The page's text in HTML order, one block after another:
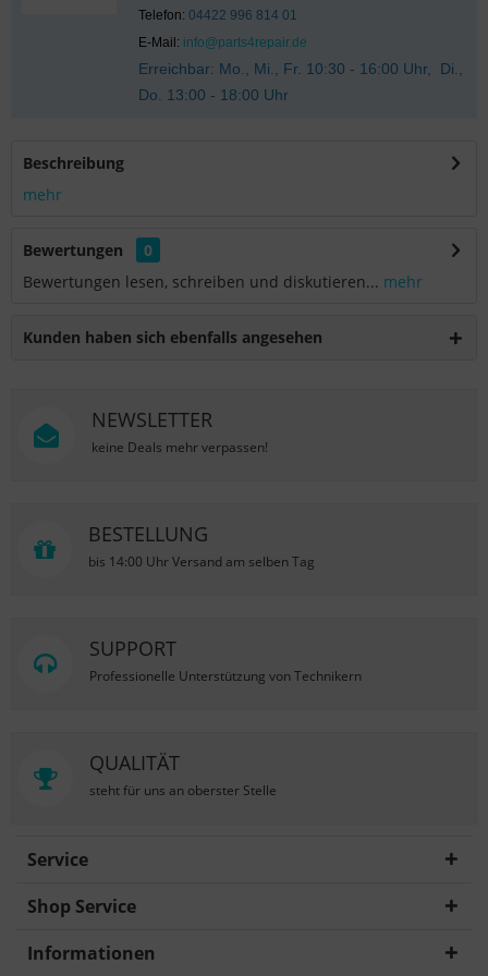
Telefon: 04422 996 814 01
E-Mail: info@parts4repair.de
Erreichbar: Mo., Mi., Fr. 10:30 - 16:00 Uhr, Di.,
Do. 13:00 - 18:00 Uhr
Beschreibung
mehr
Bewertungen
0
Bewertungen lesen, schreiben und diskutieren... mehr
Kunden haben sich ebenfalls angesehen
NEWSLETTER
keine Deals mehr verpassen!
BESTELLUNG
bis 14:00 Uhr Versand am selben Tag
SUPPORT
Professionelle Unterstützung von Technikern
QUALITÄT
steht für uns an oberster Stelle
Service
Shop Service
Informationen